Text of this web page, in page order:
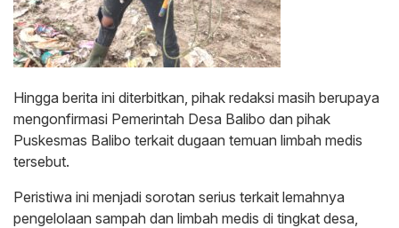
Hingga berita ini diterbitkan, pihak redaksi masih berupaya
mengonfirmasi Pemerintah Desa Balibo dan pihak
Puskesmas Balibo terkait dugaan temuan limbah medis
tersebut.
Peristiwa ini menjadi sorotan serius terkait lemahnya
pengelolaan sampah dan limbah medis di tingkat desa,